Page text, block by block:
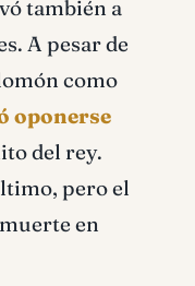
también a
A pesar de
como
oponerse
del rey.
pero el
en